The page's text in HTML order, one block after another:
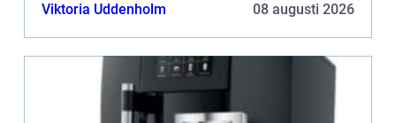
Viktoria Uddenholm 08 augusti 2026